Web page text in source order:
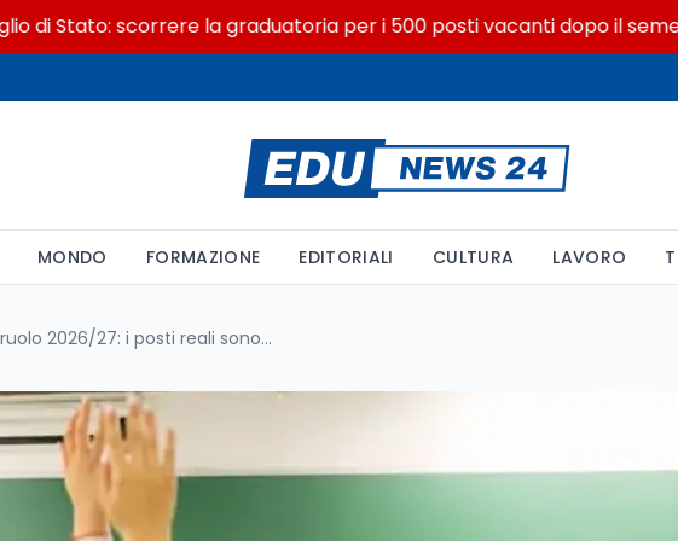
Stato: scorrere la graduatoria per i 500 posti vacanti dopo il semestre
MONDO FORMAZIONE EDITORIALI CULTURA LAVORO
Immissioni in ruolo 2026/27: i posti reali sono 46.826, non 50mila